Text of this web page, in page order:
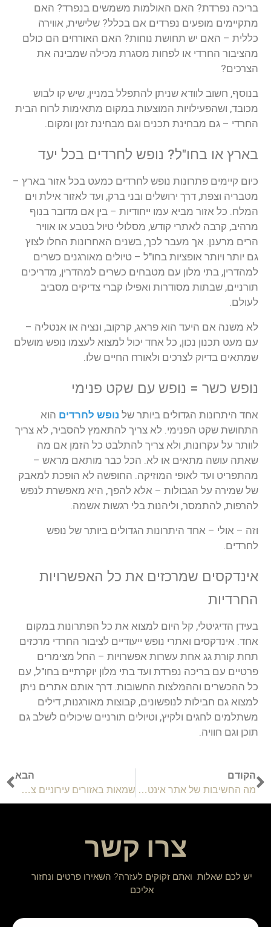
בריכה נפרדת? האם האולמות משמשים בנפרד? האם
מתקיימים מופעים נפרדים אם בכלל? שלישית, אווירה
כללית – האם יש תחושת נוחות? האם האורחים הם כולם
מהציבור החרדי או לפחות מסגרת מכילה שמבינה את
הצרכים?
בנוסף, חשוב לוודא שניתן להתפלל במניין, שיש קו לבוש
מכובד, ושהפעילויות המוצעות במקום מתאימות לרוח הבית
החרדי – גם מבחינת תכנים וגם מבחינת זמן ומקום.
בארץ או בחו"ל? נופש לחרדים בכל יעד
כיום קיימים פתרונות נופש לחרדים כמעט בכל אזור בארץ –
מטבריה וצפת, דרך ירושלים ובני ברק, ועד לאזור אילת וים
המלח. כל אזור מביא עמו ייחודיות – בין אם מדובר בנוף
מרהיב, קרבה לאתרי קודש, מסלולי טיול בטבע או אוויר
הרים מרענן. אך מעבר לכך, בשנים האחרונות החלו לצוץ
גם יותר ויותר אופציות בחו"ל – טיולים מאורגנים כשרים
למהדרין, בתי מלון עם מטבחים כשרים למהדרין, מדריכים
תורניים, שבתות מסודרות ואפילו קברי צדיקים מסביב
לעולם.
לא משנה אם היעד הוא פראג, קרקוב, ונציה או אנטליה –
עם מעט תכנון נכון, כל אחד יכול למצוא לעצמו נופש מושלם
שמתאים בדיוק לצרכים ולאורח החיים שלו.
נופש כשר = נופש עם שקט פנימי
אחד היתרונות הגדולים ביותר של נופש לחרדים הוא
התחושת שקט הפנימי. לא צריך להתאמץ להסביר, לא צריך
לוותר על עקרונות, ולא צריך להתלבט כל הזמן אם מה
שאתה עושה מתאים או לא. הכל כבר מותאם מראש –
מהתפריט ועד לאופי המוזיקה. החופשה לא הופכת למאבק
של שמירה על הגבולות – אלא להפך, היא מאפשרת לנפש
להרפות, להתמסר, וליהנות בלי רגשות אשמה.
וזה – אולי – אחד היתרונות הגדולים ביותר של נופש
לחרדים.
אינדקסים שמרכזים את כל האפשרויות
החרדיות
בעידן הדיגיטלי, קל היום למצוא את כל הפתרונות במקום
אחד. אינדקסים ואתרי נופש ייעודיים לציבור החרדי מרכזים
תחת קורת גג אחת עשרות אפשרויות – החל מצימרים
פרטיים עם בריכה נפרדת ועד בתי מלון יוקרתיים בחו"ל, עם
כל ההכשרים וההמלצות החשובות. דרך אותם אתרים ניתן
למצוא גם חבילות לנופשונים, קבוצות מאורגנות, דילים
משתלמים לחגים ולקיץ, וטיולים תורניים שיכולים לשלב גם
תוכן וגם חוויה.
הקודם
מה החשיבות של אתר אינטרנט לעסק בעידן הדיגיטלי?
הבא
שמאות באזורים עירוניים צפופים
צרו קשר
יש לכם שאלות ואתם זקוקים לעזרה? השאירו פרטים ונחזור
אליכם